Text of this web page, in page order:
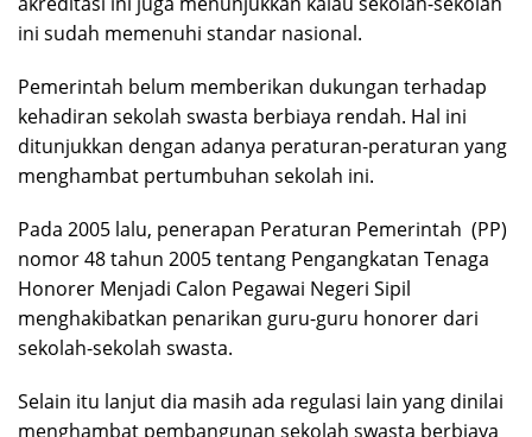
ini sudah memenuhi standar nasional.
Pemerintah belum memberikan dukungan terhadap
kehadiran sekolah swasta berbiaya rendah. Hal ini
ditunjukkan dengan adanya peraturan-peraturan yang
menghambat pertumbuhan sekolah ini.
Pada 2005 lalu, penerapan Peraturan Pemerintah (PP)
nomor 48 tahun 2005 tentang Pengangkatan Tenaga
Honorer Menjadi Calon Pegawai Negeri Sipil
menghakibatkan penarikan guru-guru honorer dari
sekolah-sekolah swasta.
Selain itu lanjut dia masih ada regulasi lain yang dinilai
menghambat pembangunan sekolah swasta berbiaya